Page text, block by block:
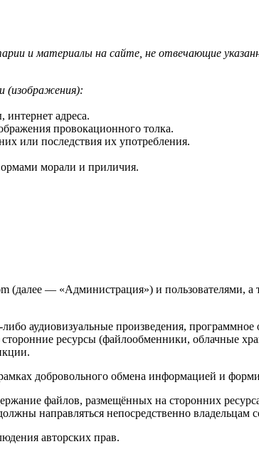
и материалы на сайте, не отвечающие
(изображения):
адреса.
провокационного толка.
или последствия их употребления.
морали и приличия.
— «Администрация») и пользователями, а
аудиовизуальные произведения,
ресурсы (файлообменники, облачные
добровольного обмена информацией и
файлов, размещённых на сторонних
направляться непосредственно владельцам
авторских прав.